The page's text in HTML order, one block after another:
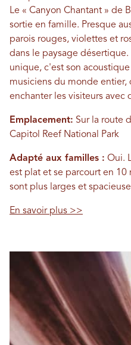
Le « Canyon Chantant » de
sortie en famille. Presque
parois rouges, violettes et
dans le paysage
unique, c'est son
musiciens du monde entier,
enchanter les visiteurs
Emplacement: Sur la route
Capitol Reef National Park
Adapté aux familles : Oui.
est plat et se parcourt en 10
sont plus larges et
En savoir plus >>